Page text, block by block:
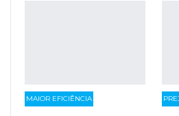
MAIOR EFICIÊNCIA